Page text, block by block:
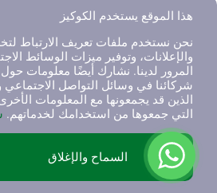
كاميرا الرؤية الخلفية
مثبت السرعة
Wireless Charger
Sun Roof
Car Play
Isofix
6 شهور
3 599
سنة
هذا الموقع يستخدم الكوكيز
نحن نستخدم ملفات تعريف الارتباط
والإعلانات، وتوفير ميزات الوسائط
المرور لدينا. نشارك أيضًا معلومات
شركائنا في وسائل التواصل الاجتماعي
الذين قد يجمعونها مع المعلومات
التي جمعوها من استخدامك لخدماتهم.
السماح والإغلاق